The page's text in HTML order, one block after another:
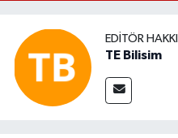
EDITÖR
TE Bilisim